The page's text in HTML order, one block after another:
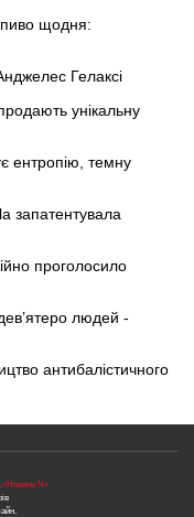
щодня:
Гелаксі
унікальну
ентропію, темну
запатентувала
проголосило
людей -
антибалістичного
«Новини N»